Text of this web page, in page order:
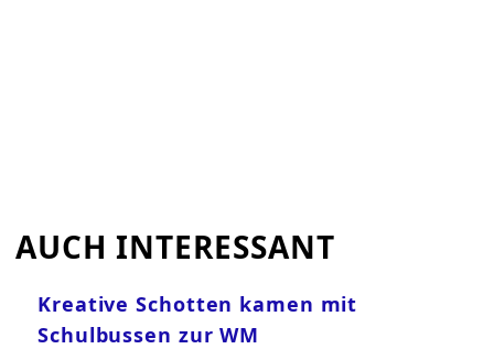
AUCH INTERESSANT
Kreative Schotten kamen mit
Schulbussen zur WM